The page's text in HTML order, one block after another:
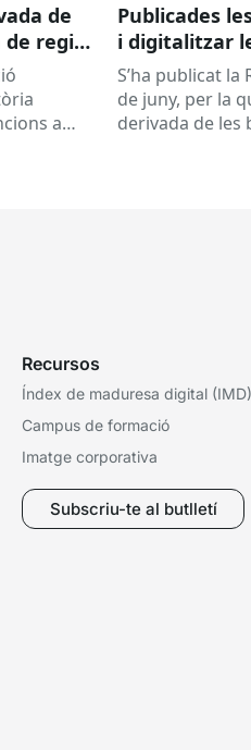
de
de regir
de
a
Publicades
i digitalitzar
S’ha publicat la
de juny, per la
derivada de les
Recursos
Índex de maduresa digital (IMD)
Campus de formació
Imatge corporativa
Subscriu-te al butlletí